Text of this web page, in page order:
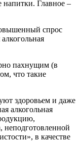
Главное –
спрос
пахнущим (в
что такие
здоровьем и даже
алкогольная
неподготовленной
в качестве